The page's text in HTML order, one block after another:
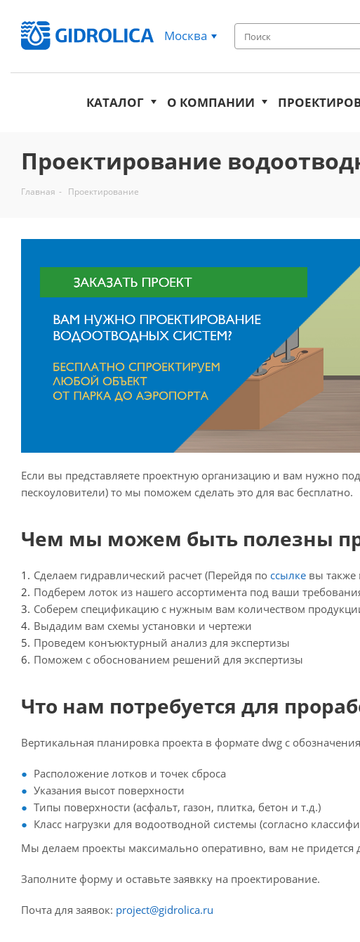
Москва
КАТАЛОГ О КОМПАНИИ
Проектирование
Главная - Проектирование
Если вы представляете проектную организацию и вам нужно
пескоуловители) то мы поможем сделать это для вас бесплатно.
Чем мы можем быть полезны
Сделаем гидравлический расчет (Перейдя по ссылке вы также
Подберем лоток из нашего ассортимента под ваши
Соберем спецификацию с нужным вам количеством
Выдадим вам схемы установки и чертежи
Проведем конъюктурный анализ для экспертизы
Поможем с обоснованием решений для экспертизы
Что нам потребуется для
Вертикальная планировка проекта в формате dwg с
Расположение лотков и точек сброса
Указания высот поверхности
Типы поверхности (асфальт, газон, плитка, бетон и т.д.)
Класс нагрузки для водоотводной системы (согласно
Мы делаем проекты максимально оперативно, вам не придется
Заполните форму и оставьте заявкку на проектирование.
Почта для заявок: project@gidrolica.ru